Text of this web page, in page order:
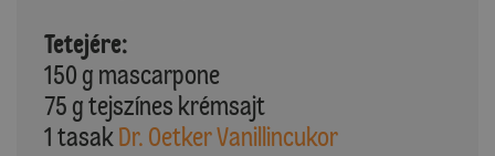
Tetejére:
150 g mascarpone
75 g tejszínes krémsajt
1 tasak Dr. Oetker Vanillincukor